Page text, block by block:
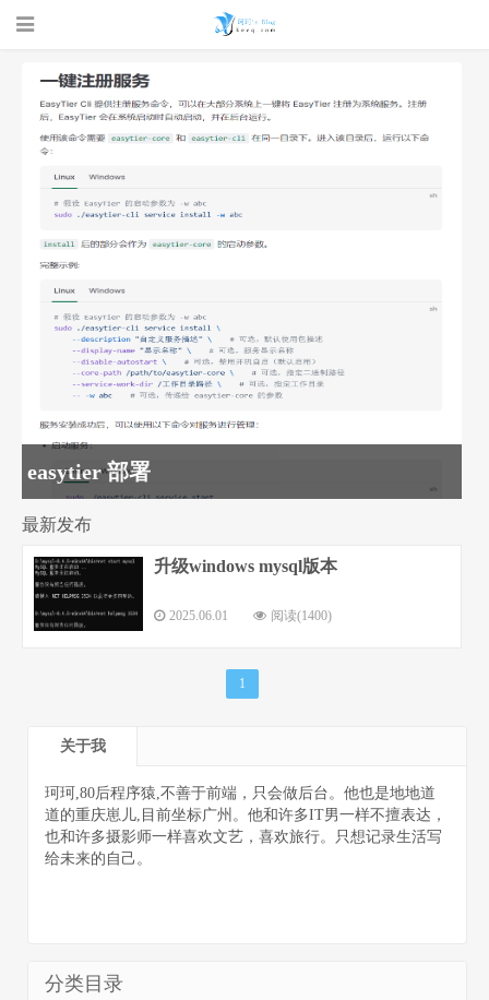
珂珂的个人
博客 - 一个
程序猿的个
人网站
easytier 部署
最新发布
升级windows mysql版本
2025.06.01 阅读(1400)
1
关于我
珂珂,80后程序猿,不善于前端，只会做后台。他也是地地道
道的重庆崽儿,目前坐标广州。他和许多IT男一样不擅表达，
也和许多摄影师一样喜欢文艺，喜欢旅行。只想记录生活写
给未来的自己。
分类目录